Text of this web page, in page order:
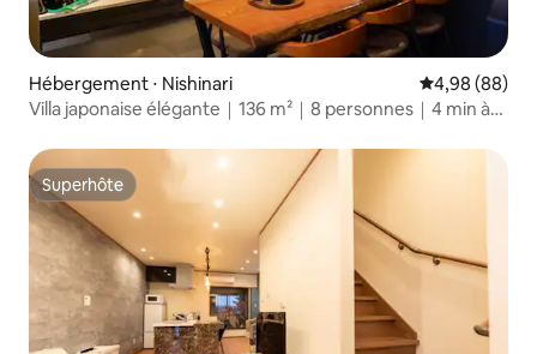
Hébergement ⋅ Nishinari Évaluation
4,98 (88)
Villa japonaise élégante｜136 m²｜8 personnes｜4 min à
Superhôte
Superhôte